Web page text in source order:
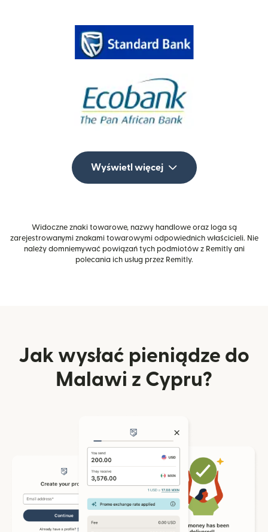
Wyświetl więcej
Widoczne znaki towarowe, nazwy handlowe oraz loga są
zarejestrowanymi znakami towarowymi odpowiednich właścicieli. Nie
należy domniemywać powiązań tych podmiotów z Remitly ani
polecania ich usług przez Remitly.
Jak wysłać pieniądze do
Malawi z Cypru?